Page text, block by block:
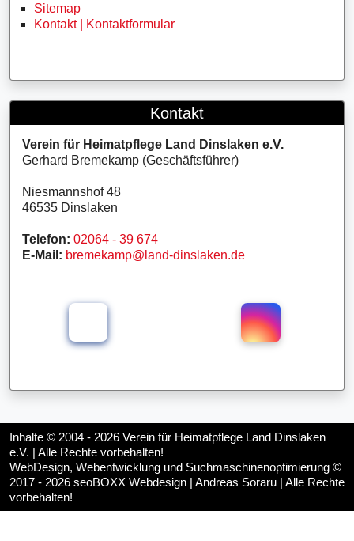
Sitemap
Kontakt | Kontaktformular
Kontakt
Verein für Heimatpflege Land Dinslaken e.V.
Gerhard Bremekamp (Geschäftsführer)
Niesmannshof 48
46535 Dinslaken
Telefon: 02064 - 39 674
E-Mail: bremekamp@land-dinslaken.de
Inhalte © 2004 - 2026 Verein für Heimatpflege Land Dinslaken
e.V. | Alle Rechte vorbehalten!
WebDesign, Webentwicklung und Suchmaschinenoptimierung ©
2017 - 2026 seoBOXX Webdesign | Andreas Soraru | Alle Rechte
vorbehalten!